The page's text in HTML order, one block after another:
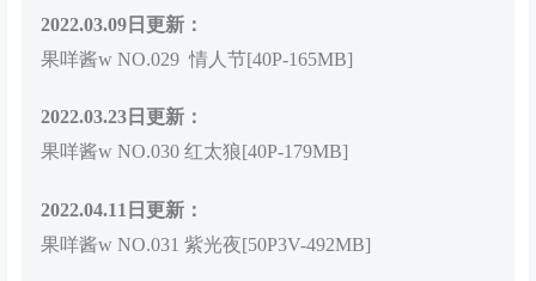
2022.03.09日更新：
果咩酱w NO.029 情人节[40P-165MB]
2022.03.23日更新：
果咩酱w NO.030 红太狼[40P-179MB]
2022.04.11日更新：
果咩酱w NO.031 紫光夜[50P3V-492MB]